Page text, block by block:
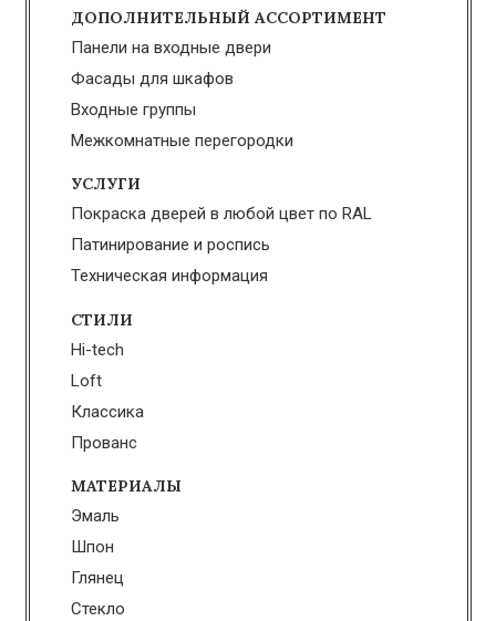
ДОПОЛНИТЕЛЬНЫЙ АССОРТИМЕНТ
Панели на входные двери
Фасады для шкафов
Входные группы
Межкомнатные перегородки
УСЛУГИ
Покраска дверей в любой цвет по RAL
Патинирование и роспись
Техническая информация
СТИЛИ
Hi-tech
Loft
Классика
Прованс
МАТЕРИАЛЫ
Эмаль
Шпон
Глянец
Стекло